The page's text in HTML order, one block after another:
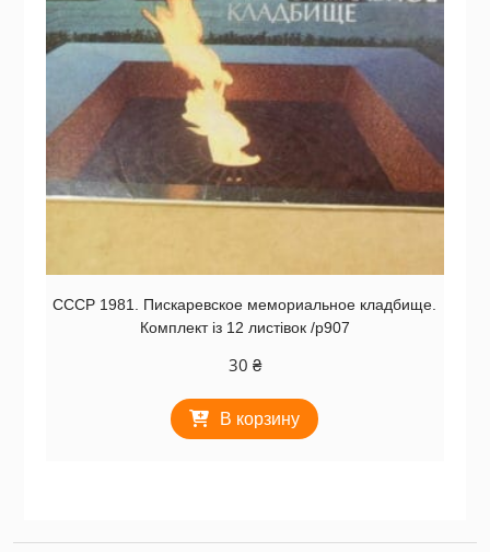
СССР 1981. Пискаревское мемориальное кладбище.
Комплект із 12 листівок /р907
30 ₴
В корзину